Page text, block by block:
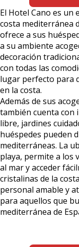
El Hotel Cano es un
costa mediterránea
ofrece a sus
a su ambiente
decoración
con todas las
lugar perfecto para
en la costa.
Además de sus
también cuenta con
libre, jardines
huéspedes pueden
mediterráneas. La
playa, permite a los
al mar y acceder
cristalinas de la
personal amable y
para aquellos que
mediterránea de